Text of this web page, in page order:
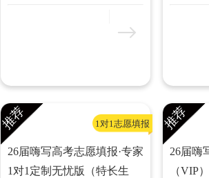
1对1志愿填报
推荐
26届嗨写高考志愿填报·专家
1对1定制无忧版（特长生
推荐
26届嗨
（VIP